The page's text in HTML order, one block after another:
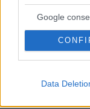
Google
Data
«Δεν το
Αμερικανοί που
Αφγανό στη
για το φονικό